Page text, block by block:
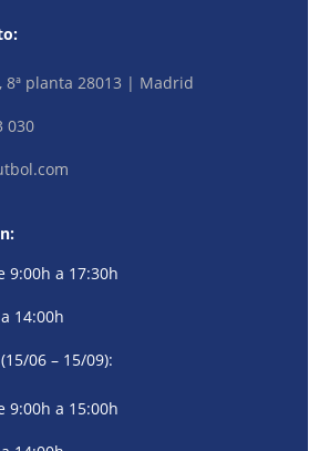
8ª planta 28013 | Madrid
030
9:00h a 17:30h
14:00h
(15/06 – 15/09):
9:00h a 15:00h